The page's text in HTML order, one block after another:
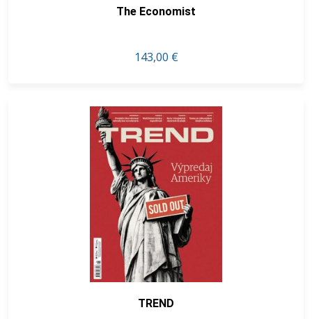
The Economist
143,00 €
TREND